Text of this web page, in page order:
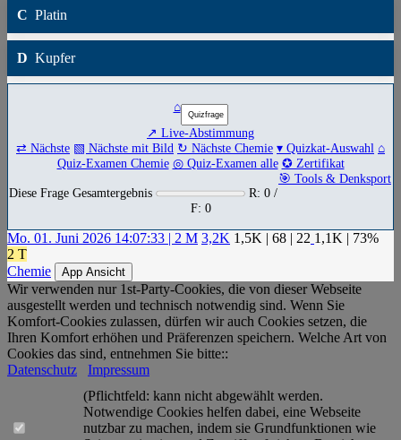
C Platin
D Kupfer
⌂
↗ Live-Abstimmung
⇄ Nächste ▧ Nächste mit Bild ↻ Nächste Chemie ▾ Quizkat-Auswahl ⌂
Quiz-Examen Chemie ◎ Quiz-Examen alle ✪ Zertifikat
🎯 Tools & Denksport
Diese Frage Gesamtergebnis
R: 0 /
F: 0
Mo. 01. Juni 2026 14:07:33 | 2 M 3,2K 1,5K | 68 | 22 1,1K | 73%
2 T
Chemie
App Ansicht
Wir verwenden nur 1st-Party-Cookies, die von dieser Webseite
ausgestellt werden und technisch notwendig sind. Wenn Sie
Komfort-Cookies zulassen, dürfen wir auch Cookies setzen, die
Ihren Komfort erhöhen und Präferenzen speichern. Welche Art von
Cookies das sind, entnehmen Sie bitte::
Datenschutz
Impressum
(Pflichtfeld: kann nicht abgewählt werden.
Notwendige Cookies helfen dabei, eine Webseite
nutzbar zu machen, indem sie Grundfunktionen wie